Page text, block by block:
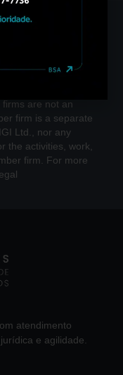
accounting,
are not an
firm is a separate
Ltd., nor any
the activities, work,
firm. For more
atendimento
e agilidade.